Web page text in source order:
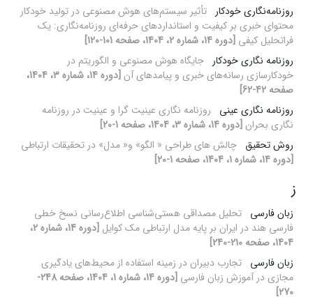
روزنامه‌نگاری خودکار تأثیر سیستم‌های هوش مصنوعی در تولید خودکار
محتوای خبری بر کیفیت و استانداردهای حرفه‌ای روزنامه‌نگاری: یک
فراتحلیل کیفی [دوره 14، شماره 2، 1404، صفحه 101-120]
روزنامه نگاری خودکار جایگاه هوش مصنوعی و الگوریتم در
خودکارسازی رسانه‌های خبری و پیامدهای آن
[دوره 14، شماره 3، 1404،
صفحه 42-62]
روزنامه نگاری عینی
روزنامه نگاری عینیت گرا و عینیت در روزنامه
نگاری بحران [دوره 14، شماره 3، 1404، صفحه 1-20]
روش تحقیق چالش های طراحی « الگو» و« مدل» در تحقیقات ارتباطی
[دوره 14، شماره 1، 1404، صفحه 1-20]
ز
زبان فارسی تحلیل مصداقی هستی‌شناسی اطلاع‌رسانی نسخ خطی
فارسی هند در ایران بر پایه مدل ارتباطی مک کوایل
[دوره 14، شماره 2،
1404، صفحه 210-240]
زبان فارسی تجارب دبیران در زمینه استفاده از محیط‌های یادگیری
مجازی در آموزش زبان فارسی
[دوره 14، شماره 1، 1404، صفحه 248-
270]